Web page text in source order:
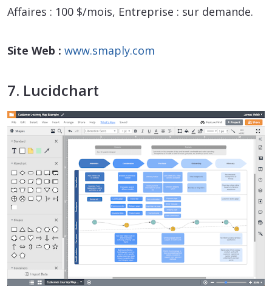
Affaires : 100 $/mois, Entreprise : sur demande.
Site Web : www.smaply.com
7. Lucidchart